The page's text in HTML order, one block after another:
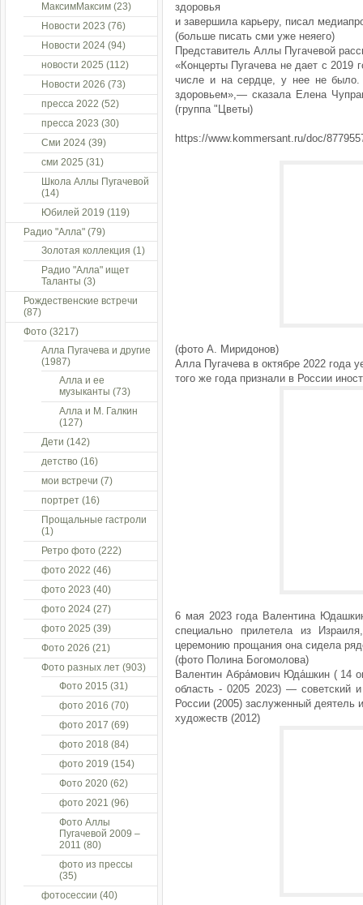
здоровья
и завершила карьеру, писал
(больше писать сми уже неяего)
Представитель Аллы Пугачевой
«Концерты Пугачева не дает с 2019
числе и на сердце, у нее не
здоровьем»,— сказала Елена
(группа "Цветы)
https://www.kommersant.ru/doc/
(фото А. Миридонов)
Алла Пугачева в октябре 2022 года
того же года признали в России
6 мая 2023 года Валентина
специально прилетела из
церемонию прощания она сидела
(фото Полина Богомолова)
Валентин Абра́мович Юда́шкин ( 14
область - 0205 2023) — советский
России (2005) заслуженный деятель
художеств (2012)
МаксимМаксим (23)
Новости 2023 (76)
Новости 2024 (94)
новости 2025 (112)
Новости 2026 (73)
пресса 2022 (52)
пресса 2023 (30)
Сми 2024 (39)
сми 2025 (31)
Школа Аллы Пугачевой
(14)
Юбилей 2019 (119)
Радио "Алла" (79)
Золотая коллекция (1)
Радио "Алла" ищет
Таланты (3)
Рождественские встречи
(87)
Фото (3217)
Алла Пугачева и другие
(1987)
Алла и ее
музыканты (73)
Алла и М. Галкин
(127)
Дети (142)
детство (16)
мои встречи (7)
портрет (16)
Прощальные гастроли
(1)
Ретро фото (222)
фото 2022 (46)
фото 2023 (40)
фото 2024 (27)
фото 2025 (39)
Фото 2026 (21)
Фото разных лет (903)
Фото 2015 (31)
фото 2016 (70)
фото 2017 (69)
фото 2018 (84)
фото 2019 (154)
Фото 2020 (62)
фото 2021 (96)
Фото Аллы
Пугачевой 2009 –
2011 (80)
фото из прессы
(35)
фотосессии (40)